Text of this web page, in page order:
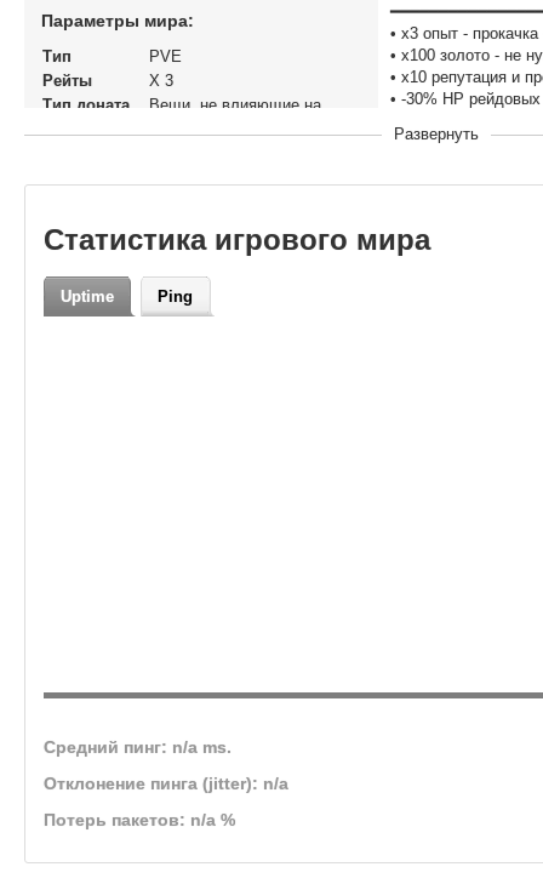
Параметры мира:
Тип
PVE
Рейты
X 3
Тип доната
Вещи, не влияющие на
Перенос
Нет
• x3 опыт - прокачка
• x100 золото - не
• x10 репутация и
• -30% HP
💎 Честный донат:
✅ Весь контент
✅ Никаких платных
✅ Все игроки
Развернуть
Статистика игрового мира
Uptime Ping
Средний пинг: n/a ms.
Отклонение пинга (jitter): n/a
Потерь пакетов: n/a %